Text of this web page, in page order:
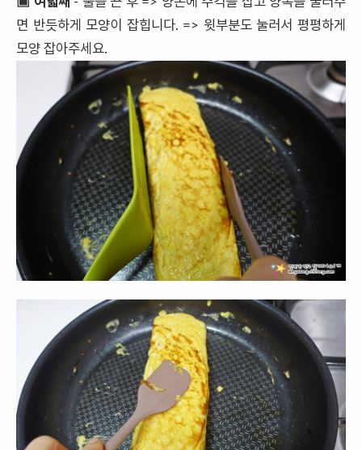
면 반듯하게 모양이 잡힙니다. => 윗부분도 눌러서 평평하게
모양 잡아주세요.